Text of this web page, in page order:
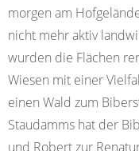
morgen am
nicht mehr aktiv
wurden die Flächen
Wiesen mit einer
einen Wald zum
Staudamms hat der
und Robert zur